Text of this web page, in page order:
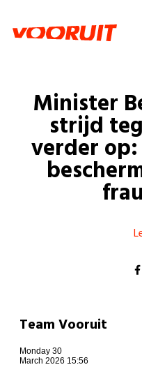
Minister
strijd
verder
Team Vooruit
Monday 30
March 2026 15:56